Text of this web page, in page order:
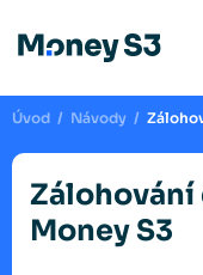
Úvod / Návody /
Zálohování
Money S3